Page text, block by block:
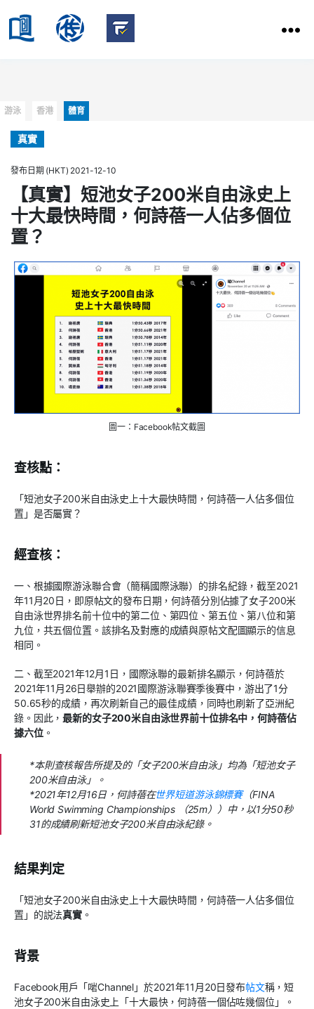
HKBU
of
Communication
Categories
游泳 香港 體育
真實
發布日期 (HKT) 2021-12-10
【真實】短池女子200米自由泳史上
十大最快時間，何詩蓓一人佔多個位
置？
圖一：Facebook帖文截圖
查核點：
「短池女子200米自由泳史上十大最快時間，何詩蓓一人佔多個位
置」是否屬實？
經查核：
一、根據國際游泳聯合會（簡稱國際泳聯）的排名紀錄，截至2021
年11月20日，即原帖文的發布日期，何詩蓓分別佔據了女子200米
自由泳世界排名前十位中的第二位、第四位、第五位、第八位和第
九位，共五個位置。該排名及對應的成績與原帖文配圖顯示的信息
相同。
二、截至2021年12月1日，國際泳聯的最新排名顯示，何詩蓓於
2021年11月26日舉辦的2021國際游泳聯賽季後賽中，游出了1分
50.65秒的成績，再次刷新自己的最佳成績，同時也刷新了亞洲紀
錄。因此，最新的女子200米自由泳世界前十位排名中，何詩蓓佔
據六位。
*本則查核報告所提及的「女子200米自由泳」均為「短池女子
200米自由泳」。
*2021年12月16日，何詩蓓在世界短道游泳錦標賽（FINA
World Swimming Championships （25m））中，以1分50秒
31的成績刷新短池女子200米自由泳紀錄。
結果判定
「短池女子200米自由泳史上十大最快時間，何詩蓓一人佔多個位
置」的説法真實。
背景
Facebook用戶「啱Channel」於2021年11月20日發布帖文稱，短
池女子200米自由泳史上「十大最快，何詩蓓一個佔咗幾個位」。